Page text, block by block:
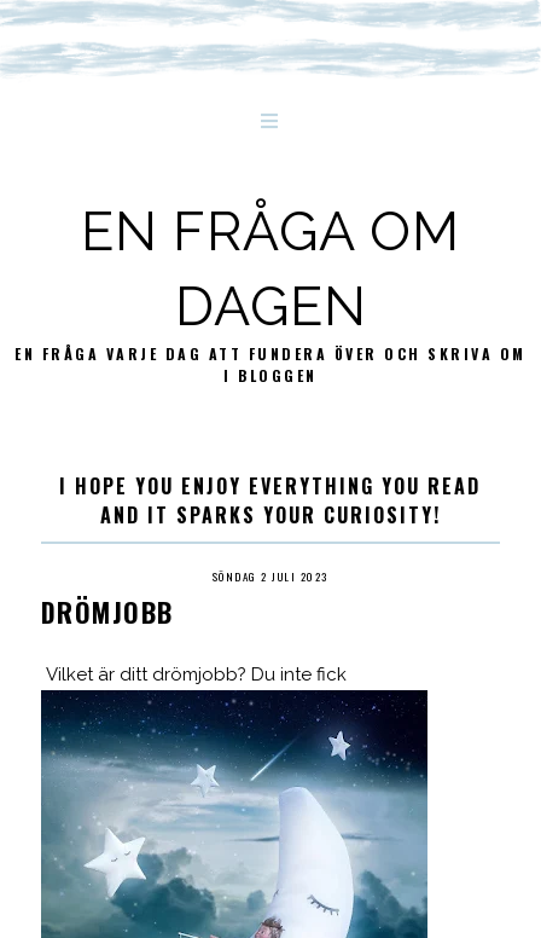
EN FRÅGA OM
DAGEN
EN FRÅGA VARJE DAG ATT FUNDERA ÖVER OCH SKRIVA OM
I BLOGGEN
I HOPE YOU ENJOY EVERYTHING YOU READ
AND IT SPARKS YOUR CURIOSITY!
SÖNDAG 2 JULI 2023
DRÖMJOBB
Vilket är ditt drömjobb? Du inte fick